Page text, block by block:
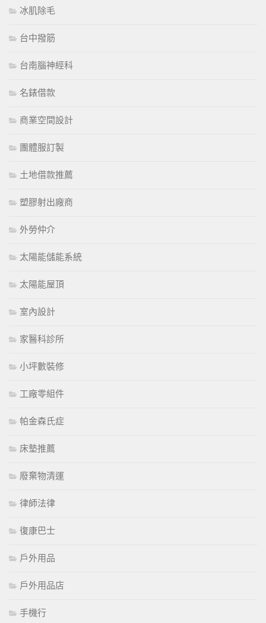
冰肌除毛
台中撥筋
台南腦神經科
名錶借款
商業空間設計
團體服訂製
土地借款推薦
塑膠射出廠商
外勞仲介
太陽能儲能系統
太陽能屋頂
室內設計
家醫科診所
小坪數裝修
工廠零組件
帕金森氏症
床墊推薦
廢棄物清運
律師法律
復康巴士
戶外用品
戶外用品店
手機行